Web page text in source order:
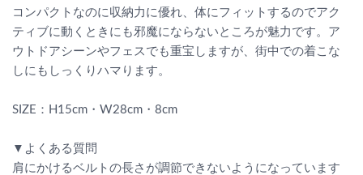
コンパクトなのに収納力に優れ、体にフィットするのでアク
ティブに動くときにも邪魔にならないところが魅力です。ア
ウトドアシーンやフェスでも重宝しますが、街中での着こな
しにもしっくりハマります。
SIZE：H15cm・W28cm・8cm
▼よくある質問
肩にかけるベルトの長さが調節できないようになっています